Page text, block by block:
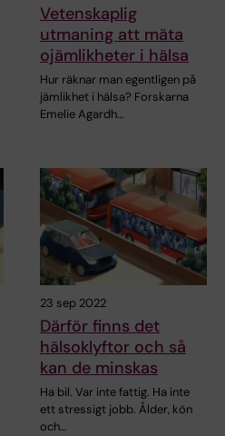
Vetenskaplig
utmaning att mäta
ojämlikheter i hälsa
Hur räknar man egentligen på
jämlikhet i hälsa? Forskarna
Emelie Agardh…
23 sep 2022
Därför finns det
hälsoklyftor och så
kan de minskas
Ha bil. Var inte fattig. Ha inte
ett stressigt jobb. Ålder, kön
och…